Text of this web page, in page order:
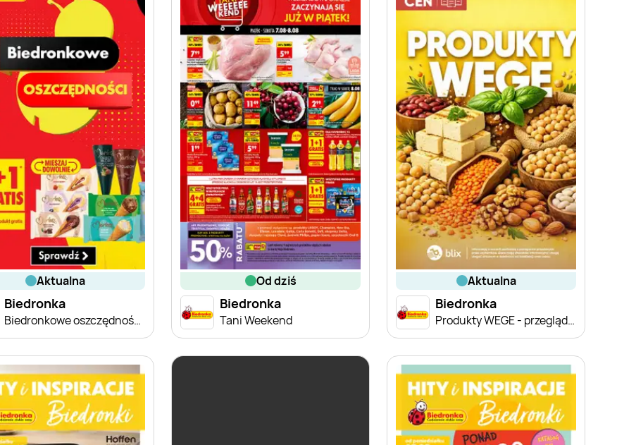
aktualna
Biedronka
Biedronkowe oszczędności od czwartku
od dziś
Biedronka
Tani Weekend
aktualna
Biedronka
Produkty WEGE - przegląd cen